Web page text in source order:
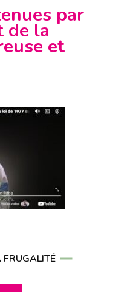
par
de la
et
FRUGALITÉ